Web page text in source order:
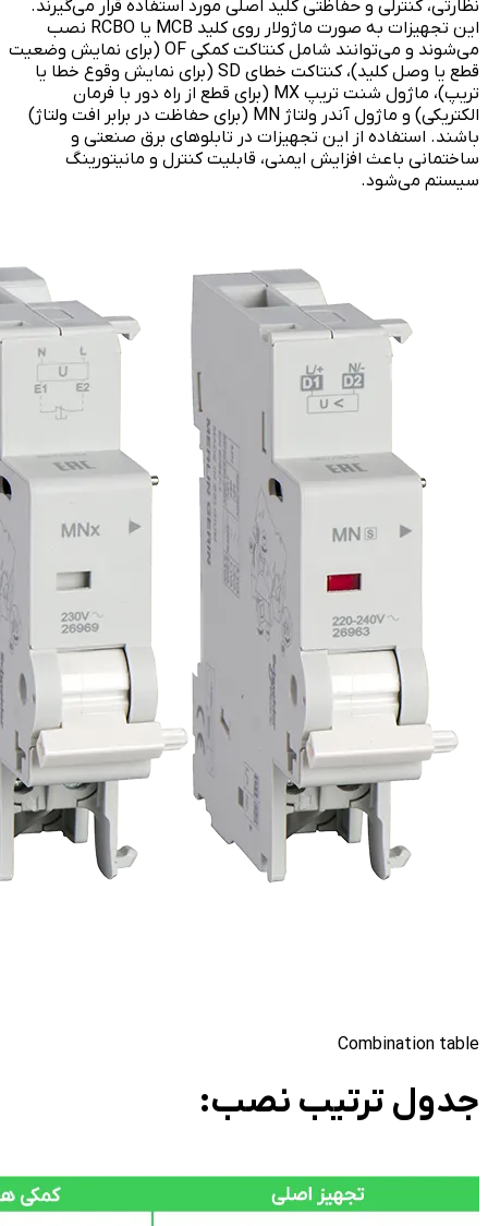
نظارتی، کنترلی و حفاظتی کلید اصلی مورد استفاده قرار می‌گیرند.
این تجهیزات به صورت ماژولار روی کلید MCB یا RCBO نصب
می‌شوند و می‌توانند شامل کنتاکت کمکی OF (برای نمایش وضعیت
قطع یا وصل کلید)، کنتاکت خطای SD (برای نمایش وقوع خطا یا
تریپ)، ماژول شنت تریپ MX (برای قطع از راه دور با فرمان
الکتریکی) و ماژول آندر ولتاژ MN (برای حفاظت در برابر افت ولتاژ)
باشند. استفاده از این تجهیزات در تابلوهای برق صنعتی و
ساختمانی باعث افزایش ایمنی، قابلیت کنترل و مانیتورینگ
سیستم می‌شود.
Combination table
جدول ترتیب نصب: